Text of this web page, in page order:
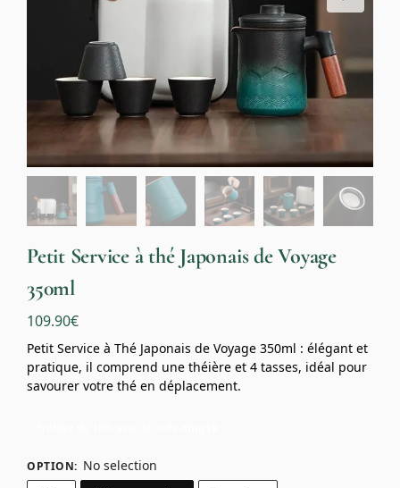
Petit Service à thé Japonais de Voyage
350ml
109.90€
Petit Service à Thé Japonais de Voyage 350ml : élégant et
pratique, il comprend une théière et 4 tasses, idéal pour
savourer votre thé en déplacement.
OPTION: No selection